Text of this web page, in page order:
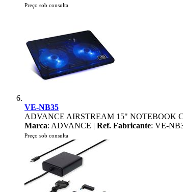
Preço sob consulta
VE-NB35
ADVANCE AIRSTREAM 15" NOTEBOOK
Marca: ADVANCE | Ref. Fabricante: VE-
Preço sob consulta